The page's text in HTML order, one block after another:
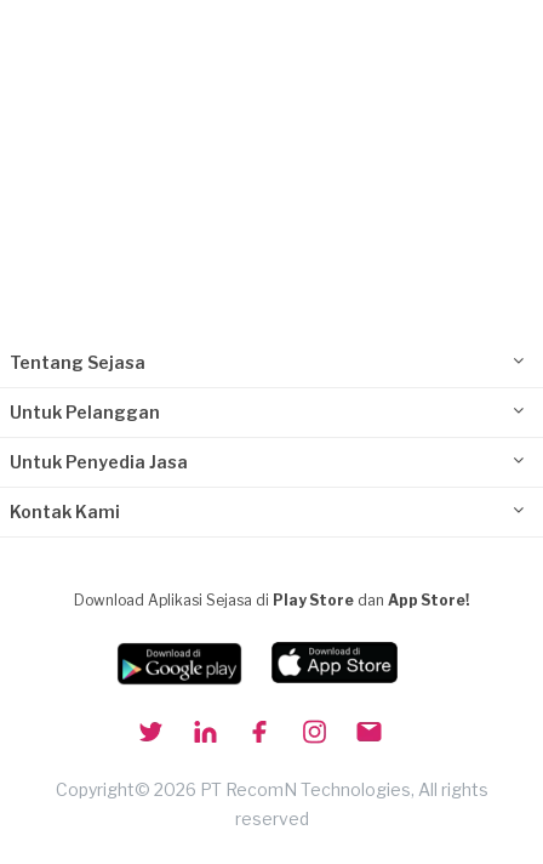
Tentang Sejasa
Untuk Pelanggan
Untuk Penyedia Jasa
Kontak Kami
Download Aplikasi Sejasa di Play Store dan App Store!
Copyright© 2026 PT RecomN Technologies, All rights
reserved